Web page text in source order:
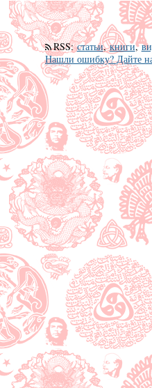
RSS:статьи,книги,
Нашли ошибку? Дайте